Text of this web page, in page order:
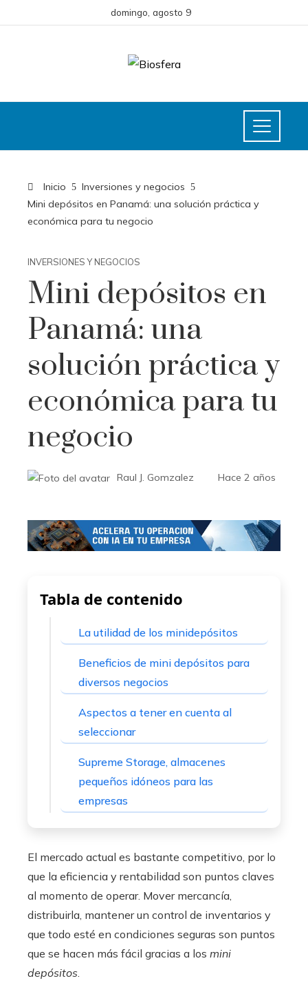
domingo, agosto 9
Inicio
Inversiones y negocios
Mini depósitos en Panamá: una solución práctica y
económica para tu negocio
INVERSIONES Y NEGOCIOS
Mini depósitos en
Panamá: una
solución práctica y
económica para tu
negocio
Raul J. Gomzalez Hace 2 años
Tabla de contenido
La utilidad de los minidepósitos
Beneficios de mini depósitos para
diversos negocios
Aspectos a tener en cuenta al
seleccionar
Supreme Storage, almacenes
pequeños idóneos para las
empresas
El mercado actual es bastante competitivo, por lo
que la eficiencia y rentabilidad son puntos claves
al momento de operar. Mover mercancía,
distribuirla, mantener un control de inventarios y
que todo esté en condiciones seguras son puntos
que se hacen más fácil gracias a los mini
depósitos.